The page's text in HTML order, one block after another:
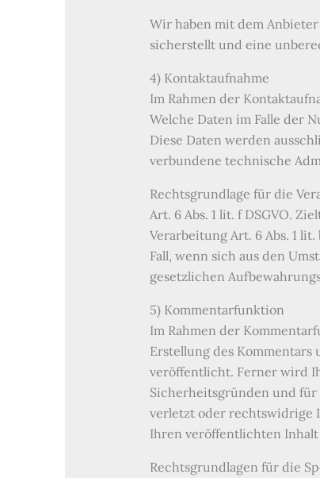
Wir haben mit dem
sicherstellt und eine
4) Kontaktaufnahme
Im Rahmen der
Welche Daten im Falle der
Diese Daten werden
verbundene technische
Rechtsgrundlage für die
Art. 6 Abs. 1 lit. f DSGVO.
Verarbeitung Art. 6 Abs. 1
Fall, wenn sich aus den
gesetzlichen
5) Kommentarfunktion
Im Rahmen der
Erstellung des
veröffentlicht. Ferner wird
Sicherheitsgründen und für
verletzt oder rechtswidrige
Ihren veröffentlichten
Rechtsgrundlagen für die